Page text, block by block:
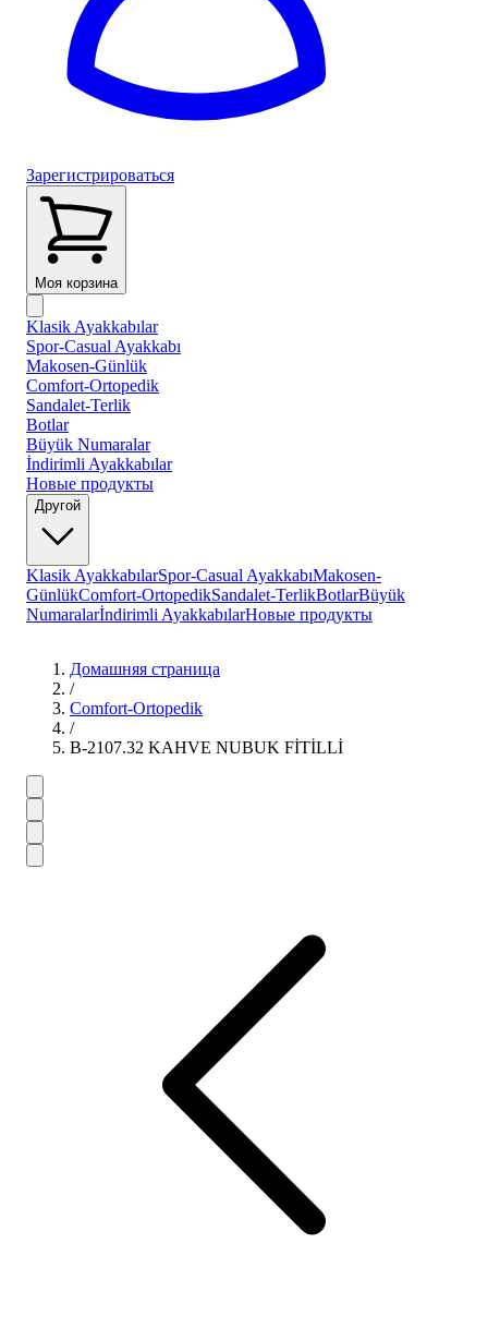
Зарегистрироваться
Моя корзина
Klasik Ayakkabılar
Spor-Casual Ayakkabı
Makosen-Günlük
Comfort-Ortopedik
Sandalet-Terlik
Botlar
Büyük Numaralar
İndirimli Ayakkabılar
Новые продукты
Другой
Klasik AyakkabılarSpor-Casual AyakkabıMakosen-
GünlükComfort-OrtopedikSandalet-TerlikBotlarBüyük
Numaralarİndirimli AyakkabılarНовые продукты
Домашняя страница
/
Comfort-Ortopedik
/
B-2107.32 KAHVE NUBUK FİTİLLİ